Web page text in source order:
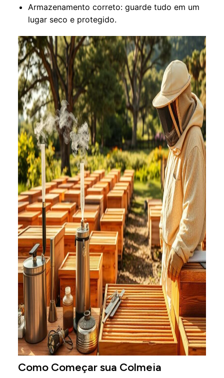
Armazenamento correto: guarde tudo em um
lugar seco e protegido.
Como Começar sua Colmeia